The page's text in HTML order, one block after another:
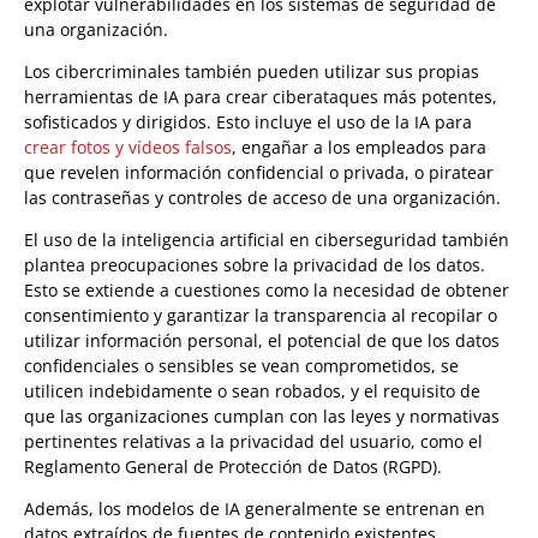
una organización.
Los cibercriminales también pueden utilizar sus propias
herramientas de IA para crear ciberataques más potentes,
sofisticados y dirigidos. Esto incluye el uso de la IA para
crear fotos y vídeos falsos, engañar a los empleados para
que revelen información confidencial o privada, o piratear
las contraseñas y controles de acceso de una organización.
El uso de la inteligencia artificial en ciberseguridad también
plantea preocupaciones sobre la privacidad de los datos.
Esto se extiende a cuestiones como la necesidad de obtener
consentimiento y garantizar la transparencia al recopilar o
utilizar información personal, el potencial de que los datos
confidenciales o sensibles se vean comprometidos, se
utilicen indebidamente o sean robados, y el requisito de
que las organizaciones cumplan con las leyes y normativas
pertinentes relativas a la privacidad del usuario, como el
Reglamento General de Protección de Datos (RGPD).
Además, los modelos de IA generalmente se entrenan en